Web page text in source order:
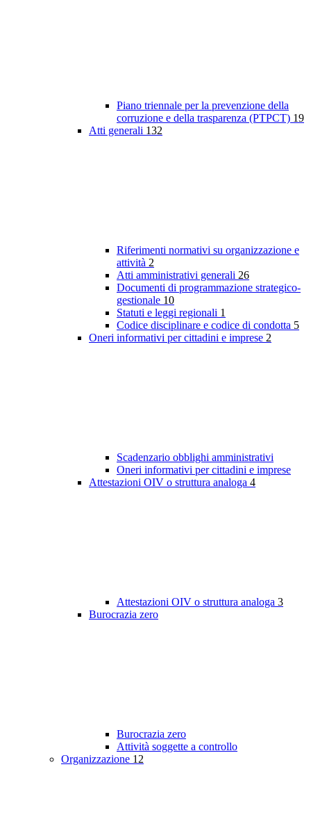
Piano triennale per la prevenzione della
corruzione e della trasparenza (PTPCT) 19
Atti generali 132
Riferimenti normativi su organizzazione e
attività 2
Atti amministrativi generali 26
Documenti di programmazione strategico-
gestionale 10
Statuti e leggi regionali 1
Codice disciplinare e codice di condotta 5
Oneri informativi per cittadini e imprese 2
Scadenzario obblighi amministrativi
Oneri informativi per cittadini e imprese
Attestazioni OIV o struttura analoga 4
Attestazioni OIV o struttura analoga 3
Burocrazia zero
Burocrazia zero
Attività soggette a controllo
Organizzazione 12